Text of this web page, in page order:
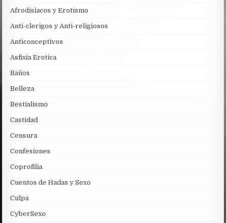
Afrodisiacos y Erotismo
Anti-clerigos y Anti-religiosos
Anticonceptivos
Asfixia Erotica
Baños
Belleza
Bestialismo
Castidad
Censura
Confesiones
Coprofilia
Cuentos de Hadas y Sexo
Culpa
CyberSexo